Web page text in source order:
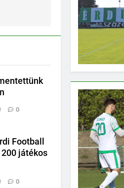
0
Football
játékos
0